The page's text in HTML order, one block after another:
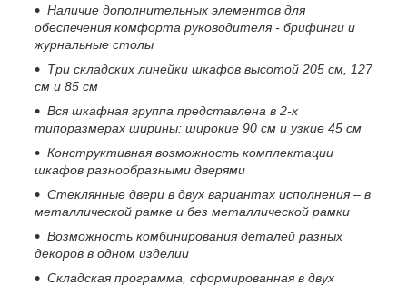
Наличие дополнительных элементов для
обеспечения комфорта руководителя - брифинги и
журнальные столы
Три складских линейки шкафов высотой 205 см, 127
см и 85 см
Вся шкафная группа представлена в 2-х
типоразмерах ширины: широкие 90 см и узкие 45 см
Конструктивная возможность комплектации
шкафов разнообразными дверями
Стеклянные двери в двух вариантах исполнения – в
металлической рамке и без металлической рамки
Возможность комбинирования деталей разных
декоров в одном изделии
Складская программа, сформированная в двух